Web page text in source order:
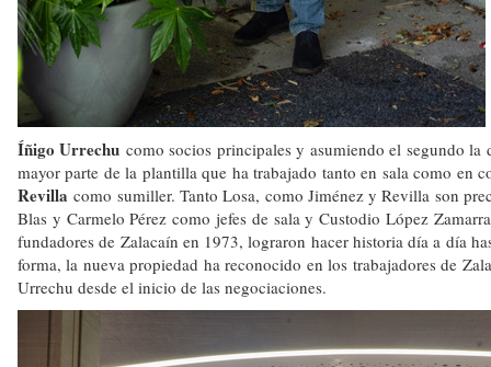
Íñigo Urrechu como socios principales y asumiendo el segundo
mayor parte de la plantilla que ha trabajado tanto en sala como en
Revilla como sumiller. Tanto Losa, como Jiménez y Revilla son
Blas y Carmelo Pérez como jefes de sala y Custodio López
fundadores de Zalacaín en 1973, lograron hacer historia día a día
forma, la nueva propiedad ha reconocido en los trabajadores de
Urrechu desde el inicio de las negociaciones.